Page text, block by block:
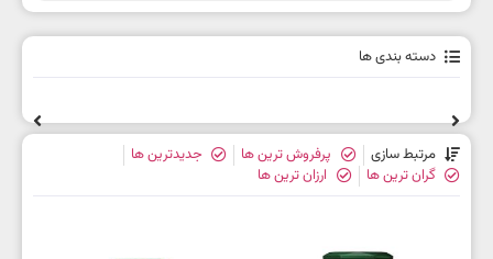
دسته بندی ها
مرتبط سازی پرفروش ترین ها
جدیدترین ها
گران ترین ها
ارزان ترین ها